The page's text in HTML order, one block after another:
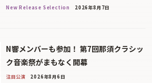
New Release Selection 2026年8月7日
N響メンバーも参加！ 第7回那須クラシッ
ク音楽祭がまもなく開幕
注目公演 2026年8月6日